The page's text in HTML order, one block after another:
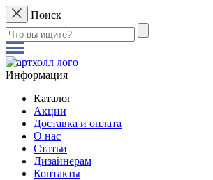
Поиск
Информация
Каталог
Акции
Доставка и оплата
О нас
Статьи
Дизайнерам
Контакты